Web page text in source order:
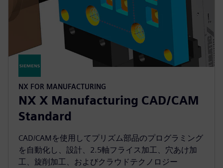
NX FOR MANUFACTURING
NX X Manufacturing CAD/CAM
Standard
CAD/CAMを使用してプリズム部品のプログラミング
を自動化し、設計、2.5軸フライス加工、穴あけ加
工、旋削加工、およびクラウドテクノロジー